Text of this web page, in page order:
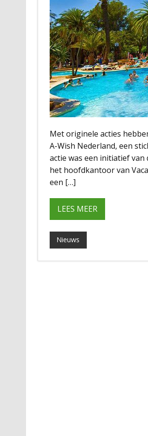
Met originele acties
A-Wish Nederland, een
actie was een initiatief van
het hoofdkantoor van
een […]
LEES MEER
Nieuws